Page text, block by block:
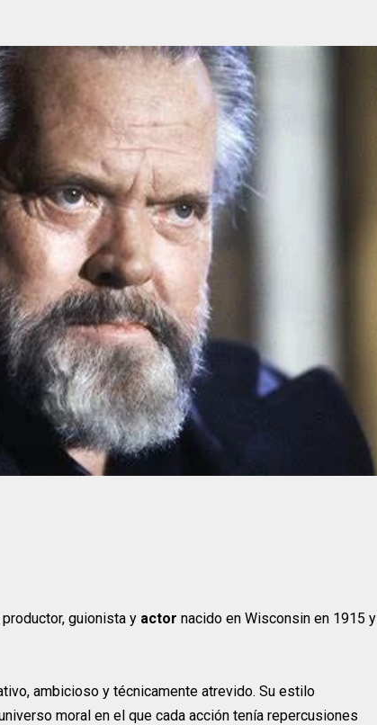
guionista y actor nacido en Wisconsin en 1915 y
ambicioso y técnicamente atrevido. Su estilo
moral en el que cada acción tenía repercusiones